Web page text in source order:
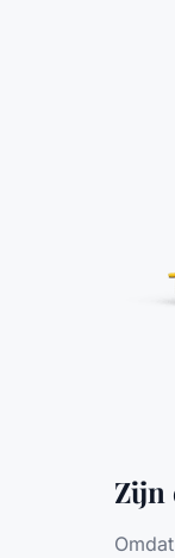
Zijn